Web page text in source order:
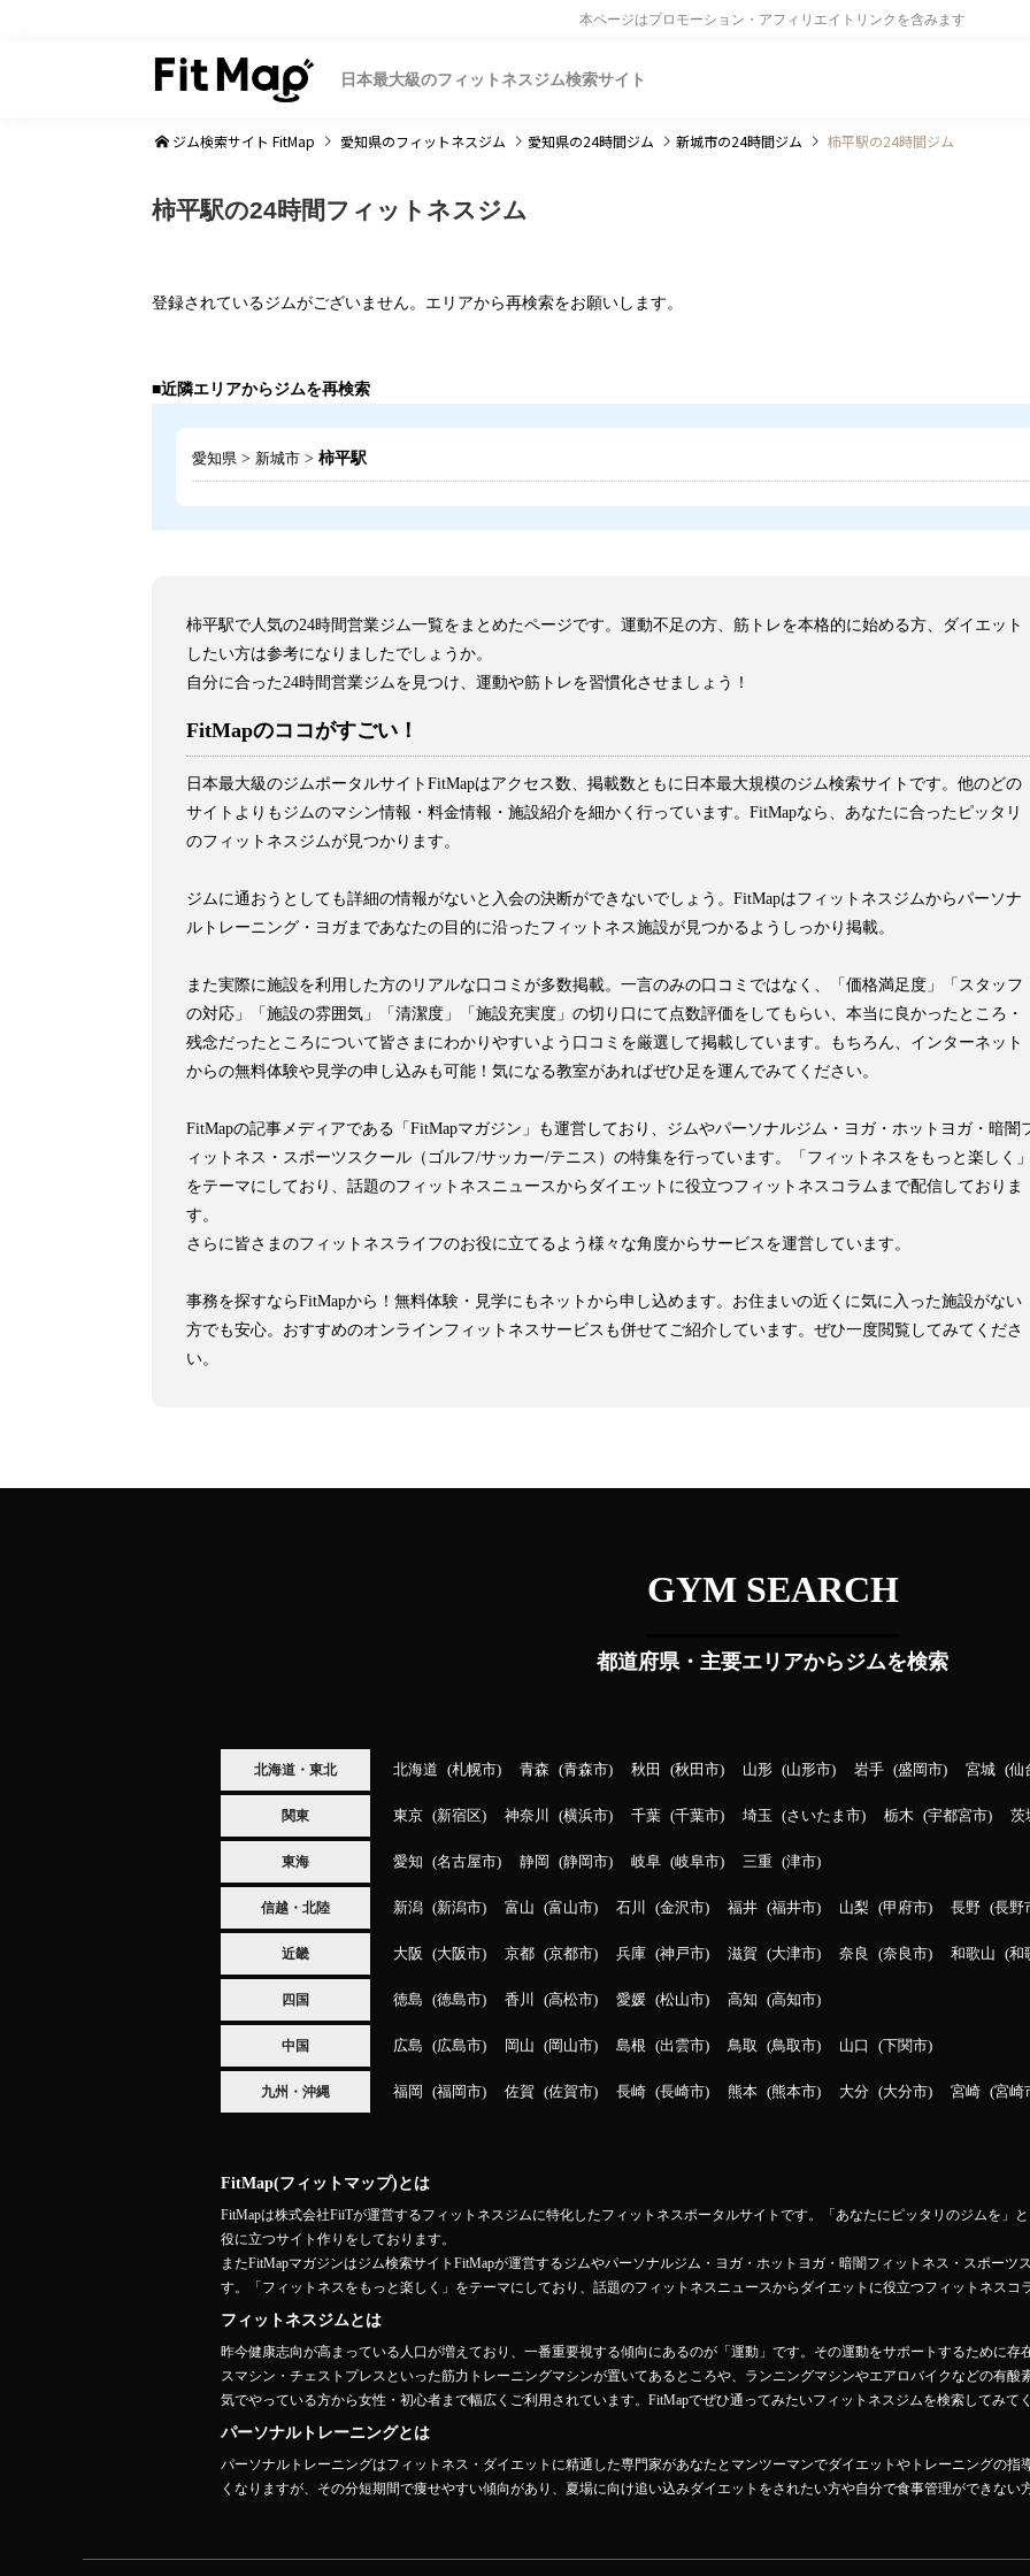
本ページはプロモーション・アフィリエイトリンクを含みます
日本最大級のフィットネスジム検索サイト
ジム検索サイト FitMap 愛知県のフィットネスジム 愛知県の24時間ジム 新城市の24時間ジム 柿平駅の24時間ジム
柿平駅の24時間フィットネスジム
登録されているジムがございません。エリアから再検索をお願いします。
■近隣エリアからジムを再検索
愛知県 > 新城市 > 柿平駅
柿平駅で人気の24時間営業ジム一覧をまとめたページです。運動不足の方、筋トレを本格的に始める方、ダイエット
したい方は参考になりましたでしょうか。
自分に合った24時間営業ジムを見つけ、運動や筋トレを習慣化させましょう！
FitMapのココがすごい！
日本最大級のジムポータルサイトFitMapはアクセス数、掲載数ともに日本最大規模のジム検索サイトです。他のどの
サイトよりもジムのマシン情報・料金情報・施設紹介を細かく行っています。FitMapなら、あなたに合ったピッタリ
のフィットネスジムが見つかります。
ジムに通おうとしても詳細の情報がないと入会の決断ができないでしょう。FitMapはフィットネスジムからパーソナ
ルトレーニング・ヨガまであなたの目的に沿ったフィットネス施設が見つかるようしっかり掲載。
また実際に施設を利用した方のリアルな口コミが多数掲載。一言のみの口コミではなく、「価格満足度」「スタッフ
の対応」「施設の雰囲気」「清潔度」「施設充実度」の切り口にて点数評価をしてもらい、本当に良かったところ・
残念だったところについて皆さまにわかりやすいよう口コミを厳選して掲載しています。もちろん、インターネット
からの無料体験や見学の申し込みも可能！気になる教室があればぜひ足を運んでみてください。
FitMapの記事メディアである「FitMapマガジン」も運営しており、ジムやパーソナルジム・ヨガ・ホットヨガ・暗闇
ィットネス・スポーツスクール（ゴルフ/サッカー/テニス）の特集を行っています。「フィットネスをもっと楽しく
をテーマにしており、話題のフィットネスニュースからダイエットに役立つフィットネスコラムまで配信しておりま
す。
さらに皆さまのフィットネスライフのお役に立てるよう様々な角度からサービスを運営しています。
事務を探すならFitMapから！無料体験・見学にもネットから申し込めます。お住まいの近くに気に入った施設がない
方でも安心。おすすめのオンラインフィットネスサービスも併せてご紹介しています。ぜひ一度閲覧してみてくださ
い。
GYM SEARCH
都道府県・主要エリアからジムを検索
北海道・東北 北海道 札幌市 青森 青森市 秋田 秋田市 山形 山形市 岩手 盛岡市 宮城 仙
関東 東京 新宿区 神奈川 横浜市 千葉 千葉市 埼玉 さいたま市 栃木 宇都宮市 茨
東海 愛知 名古屋市 静岡 静岡市 岐阜 岐阜市 三重 津市
信越・北陸 新潟 新潟市 富山 富山市 石川 金沢市 福井 福井市 山梨 甲府市 長野 長野
近畿 大阪 大阪市 京都 京都市 兵庫 神戸市 滋賀 大津市 奈良 奈良市 和歌山 和
四国 徳島 徳島市 香川 高松市 愛媛 松山市 高知 高知市
中国 広島 広島市 岡山 岡山市 島根 出雲市 鳥取 鳥取市 山口 下関市
九州・沖縄 福岡 福岡市 佐賀 佐賀市 長崎 長崎市 熊本 熊本市 大分 大分市 宮崎 宮崎
FitMap(フィットマップ)とは
FitMapは株式会社FiiTが運営するフィットネスジムに特化したフィットネスポータルサイトです。「あなたにピッタリのジムを」
役に立つサイト作りをしております。
またFitMapマガジンはジム検索サイトFitMapが運営するジムやパーソナルジム・ヨガ・ホットヨガ・暗闇フィットネス・スポー
す。「フィットネスをもっと楽しく」をテーマにしており、話題のフィットネスニュースからダイエットに役立つフィットネスコ
フィットネスジムとは
昨今健康志向が高まっている人口が増えており、一番重要視する傾向にあるのが「運動」です。その運動をサポートするために
スマシン・チェストプレスといった筋力トレーニングマシンが置いてあるところや、ランニングマシンやエアロバイクなどの有
気でやっている方から女性・初心者まで幅広くご利用されています。FitMapでぜひ通ってみたいフィットネスジムを検索してみて
パーソナルトレーニングとは
パーソナルトレーニングはフィットネス・ダイエットに精通した専門家があなたとマンツーマンでダイエットやトレーニングの
くなりますが、その分短期間で痩せやすい傾向があり、夏場に向け追い込みダイエットをされたい方や自分で食事管理ができない